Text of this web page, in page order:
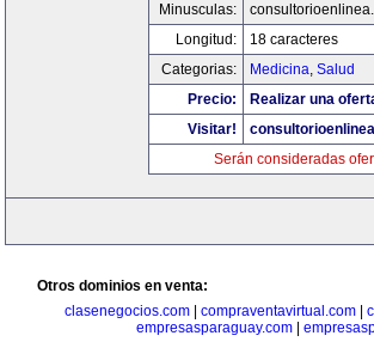
Minusculas:
Longitud:
18 caracteres
Categorias:
Medicina, Salud
Precio:
Realizar una
Visitar!
Serán consideradas
Otros dominios en venta:
clasenegocios.com| compraventavirtual.com|
empresasparaguay.com|